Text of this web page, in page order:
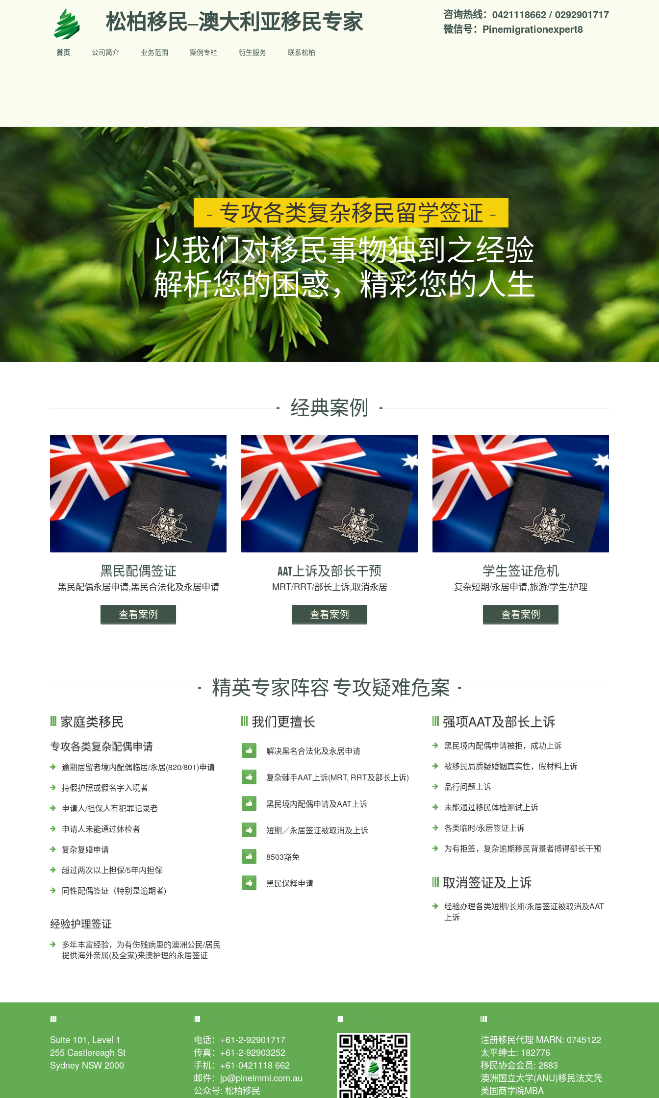
松柏移民–澳大利亚移民专家
咨询热线：0421118662 / 0292901717
微信号：Pinemigrationexpert8
首页 公司简介 业务范围 案例专栏 衍生服务 联系松柏
- 专攻各类复杂移民留学签证 -
解析您的困惑，精彩您的人生
以我们对移民事物独到之经验
经典案例
黑民配偶签证
黑民配偶永居申请,黑民合法化及永居申请
查看案例
AAT上诉及部长干预
MRT/RRT/部长上诉,取消永居
查看案例
学生签证危机
复杂短期/永居申请,旅游/学生/护理
查看案例
精英专家阵容 专攻疑难危案
家庭类移民
专攻各类复杂配偶申请
逾期居留者境内配偶临居/永居(820/801)申请
持假护照或假名字入境者
申请人/担保人有犯罪记录者
申请人未能通过体检者
复杂复婚申请
超过两次以上担保/5年内担保
同性配偶签证（特别是逾期者)
经验护理签证
多年丰富经验，为有伤残病患的澳洲公民/居民
提供海外亲属(及全家)来澳护理的永居签证
我们更擅长
解决黑名合法化及永居申请
复杂棘手AAT上诉(MRT, RRT及部长上诉)
黑民境内配偶申请及AAT上诉
短期／永居签证被取消及上诉
8503豁免
黑民保释申请
强项AAT及部长上诉
黑民境内配偶申请被拒，成功上诉
被移民局质疑婚姻真实性，假材料上诉
品行问题上诉
未能通过移民体检测试上诉
各类临时/永居签证上诉
为有拒签，复杂逾期移民背景者搏得部长干预
取消签证及上诉
经验办理各类短期/长期/永居签证被取消及AAT
上诉
Suite 101, Level 1
255 Castlereagh St
Sydney NSW 2000
电话：+61-2-92901717
传真：+61-2-92903252
手机：+61-0421118 662
邮件：jp@pineimmi.com.au
公众号: 松柏移民
注册移民代理 MARN: 0745122
太平绅士: 182776
移民协会会员: 2883
澳洲国立大学(ANU)移民法文凭
美国商学院MBA